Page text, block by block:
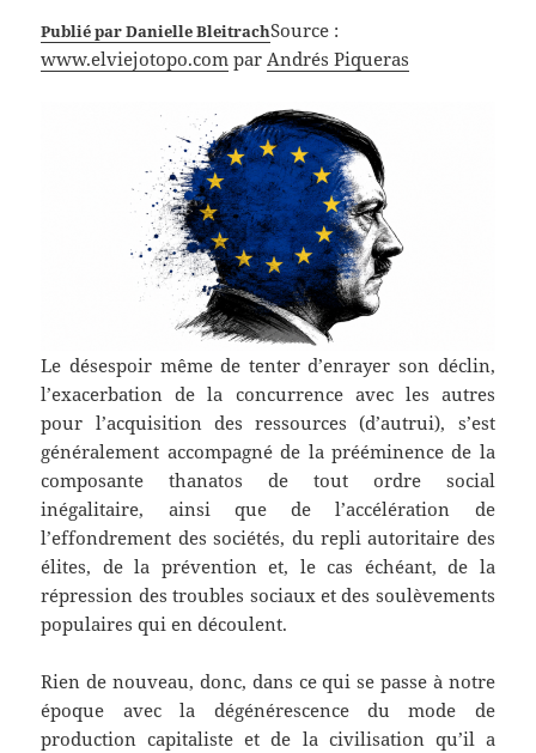
Publié par Danielle BleitrachSource :
www.elviejotopo.com par Andrés Piqueras
Le désespoir même de tenter d’enrayer son déclin,
l’exacerbation de la concurrence avec les autres
pour l’acquisition des ressources (d’autrui), s’est
généralement accompagné de la prééminence de la
composante thanatos de tout ordre social
inégalitaire, ainsi que de l’accélération de
l’effondrement des sociétés, du repli autoritaire des
élites, de la prévention et, le cas échéant, de la
répression des troubles sociaux et des soulèvements
populaires qui en découlent.
Rien de nouveau, donc, dans ce qui se passe à notre
époque avec la dégénérescence du mode de
production capitaliste et de la civilisation qu’il a